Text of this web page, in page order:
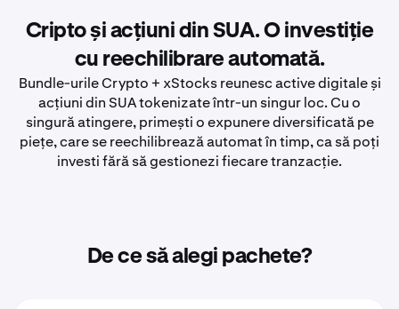
Cripto și acțiuni din SUA. O investiție
cu reechilibrare automată.
Bundle-urile Crypto + xStocks reunesc active digitale și
acțiuni din SUA tokenizate într-un singur loc. Cu o
singură atingere, primești o expunere diversificată pe
piețe, care se reechilibrează automat în timp, ca să poți
investi fără să gestionezi fiecare tranzacție.
De ce să alegi pachete?